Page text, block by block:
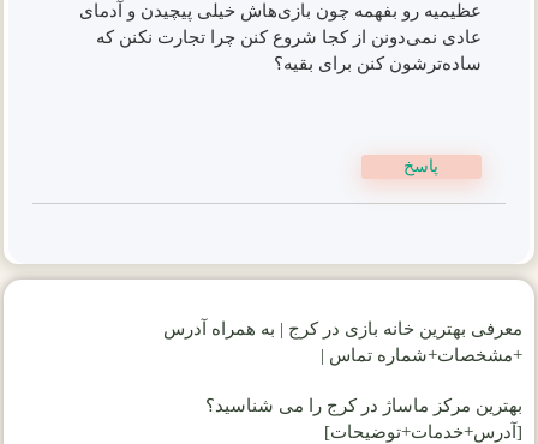
عظیمیه رو بفهمه چون بازی‌هاش خیلی پیچیدن و آدمای
عادی نمی‌دونن از کجا شروع کنن چرا تجارت نکنن که
ساده‌ترشون کنن برای بقیه؟
پاسخ
معرفی بهترین خانه بازی در کرج | به همراه آدرس
+مشخصات+شماره تماس |
بهترین مرکز ماساژ در کرج را می شناسید؟
[آدرس+خدمات+توضیحات]